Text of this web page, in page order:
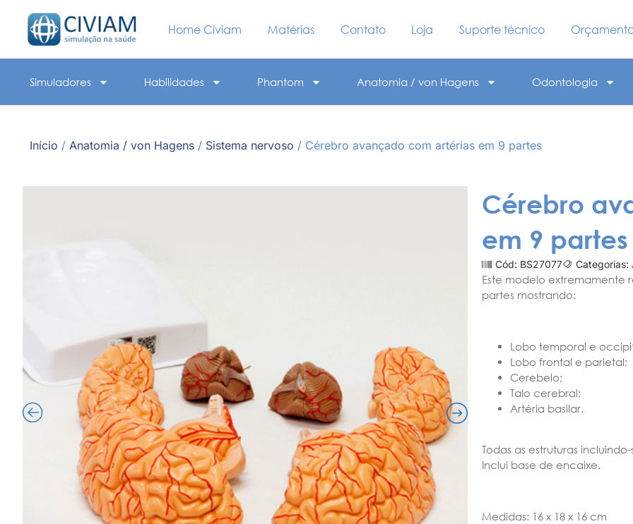
Home Civiam Matérias Contato Loja Suporte técnico
Simuladores Habilidades Phantom Anatomia / von Hagens Odontologia
Início / Anatomia / von Hagens / Sistema nervoso / Cérebro avançado com artérias em 9 partes
Cérebro
em 9 partes
Cód: BS27077 Categorias:
Este modelo extremamente
partes mostrando:
Lobo temporal e
Lobo frontal e parietal;
Cerebelo;
Talo cerebral;
Artéria basilar.
Todas as estruturas
Inclui base de encaixe.
Medidas: 16 x 18 x 16 cm